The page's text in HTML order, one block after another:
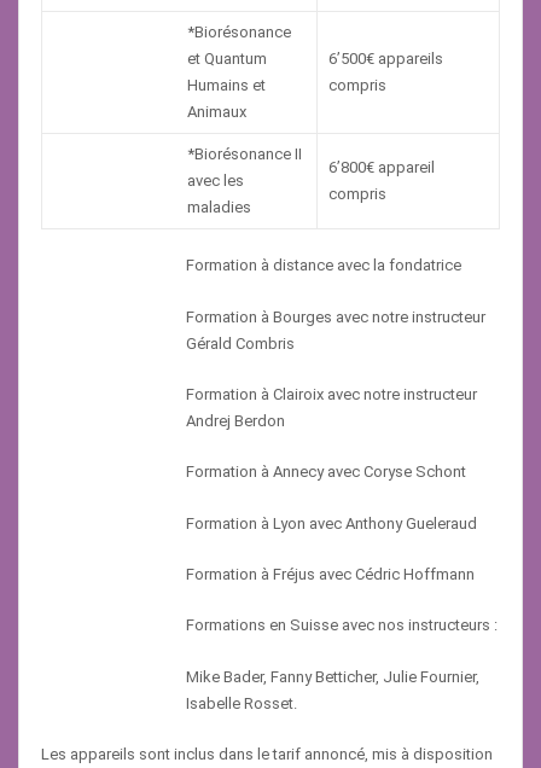
*Biorésonance
et Quantum
Humains et
Animaux
6’500€ appareils
compris
*Biorésonance II
avec les
maladies
6’800€ appareil
compris
Formation à distance avec la fondatrice
Formation à Bourges avec notre instructeur
Gérald Combris
Formation à Clairoix avec notre instructeur
Andrej Berdon
Formation à Annecy avec Coryse Schont
Formation à Lyon avec Anthony Gueleraud
Formation à Fréjus avec Cédric Hoffmann
Formations en Suisse avec nos instructeurs :
Mike Bader, Fanny Betticher, Julie Fournier,
Isabelle Rosset.
Les appareils sont inclus dans le tarif annoncé, mis à disposition